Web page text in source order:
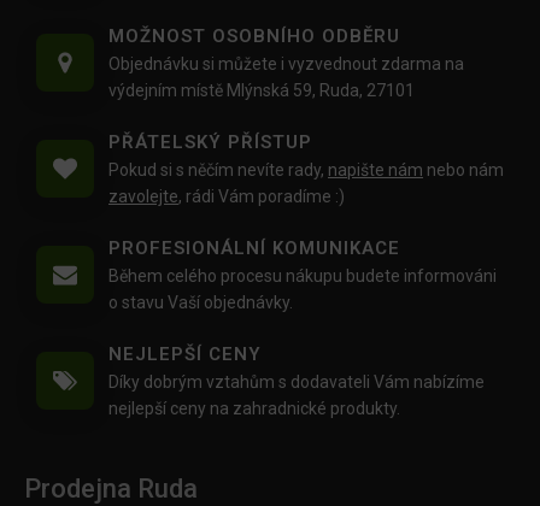
MOŽNOST OSOBNÍHO ODBĚRU
Objednávku si můžete i vyzvednout zdarma na
výdejním místě Mlýnská 59, Ruda, 27101
PŘÁTELSKÝ PŘÍSTUP
Pokud si s něčím nevíte rady, napište nám nebo nám
zavolejte, rádi Vám poradíme :)
PROFESIONÁLNÍ KOMUNIKACE
Během celého procesu nákupu budete informováni
o stavu Vaší objednávky.
NEJLEPŠÍ CENY
Díky dobrým vztahům s dodavateli Vám nabízíme
nejlepší ceny na zahradnické produkty.
Prodejna Ruda